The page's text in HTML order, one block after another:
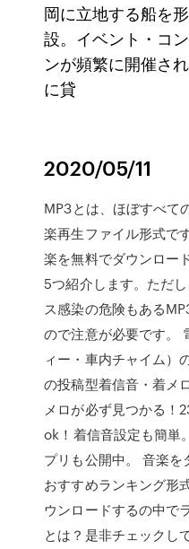
岡に立地する船を
設。イベント・コ
ンが頻繁に開催さ
に貸
2020/05/11
MP3とは、ほぼすべて
楽再生ファイル形式で
楽を無料でダウンロー
5つ紹介します。ただ
ス感染の危険もある
ので注意が必要です。
ィー・車内チャイム）
の投稿型着信音・着メ
メロが必ず見つかる！
ok！着信音設定も簡単
プリも公開中。 音楽
おすすめランキング形
ウンロードするの中で
とは？是非チェックし